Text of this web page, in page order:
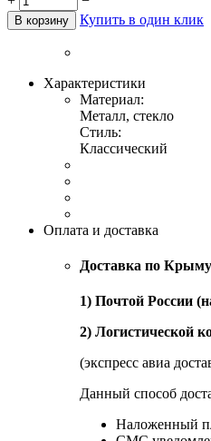
В корзину Купить в один клик
Характеристики
Материал:
Металл, стекло
Стиль:
Классический
Оплата и доставка
Доставка по
1) Почтой России
2) Логистической
(экспресс авиа
Данный способ
Наложенный